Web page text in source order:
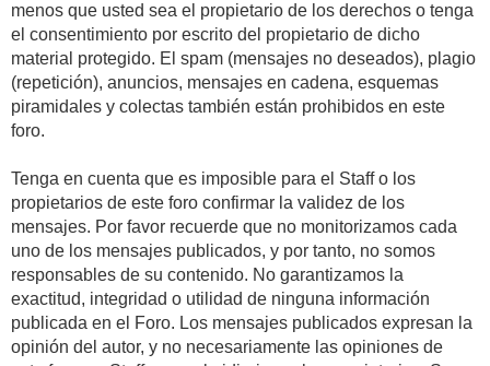
menos que usted sea el propietario de los derechos o tenga
el consentimiento por escrito del propietario de dicho
material protegido. El spam (mensajes no deseados), plagio
(repetición), anuncios, mensajes en cadena, esquemas
piramidales y colectas también están prohibidos en este
foro.
Tenga en cuenta que es imposible para el Staff o los
propietarios de este foro confirmar la validez de los
mensajes. Por favor recuerde que no monitorizamos cada
uno de los mensajes publicados, y por tanto, no somos
responsables de su contenido. No garantizamos la
exactitud, integridad o utilidad de ninguna información
publicada en el Foro. Los mensajes publicados expresan la
opinión del autor, y no necesariamente las opiniones de